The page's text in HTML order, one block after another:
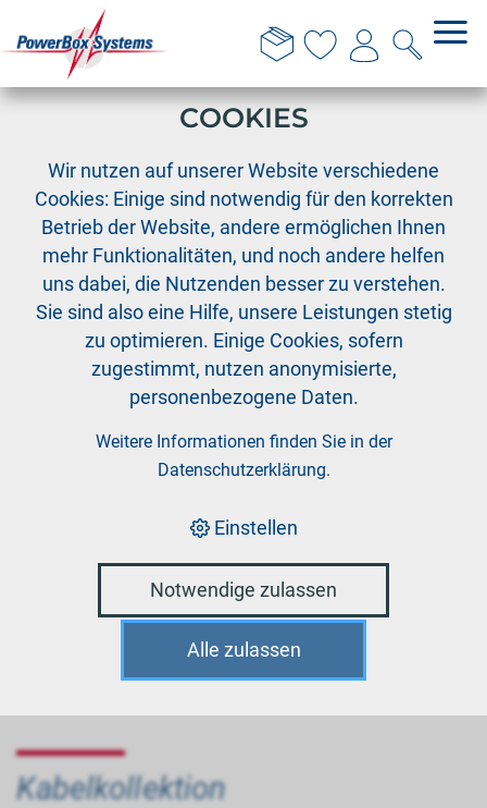
Ersatz Patchkabel 0,25mm², 6 Stück
Kabelkollektion
DIESE WEBSITE VERWENDET
COOKIES
Wir nutzen auf unserer Website verschiedene
Cookies: Einige sind notwendig für den korrekten
Betrieb der Website, andere ermöglichen Ihnen
mehr Funktionalitäten, und noch andere helfen
uns dabei, die Nutzenden besser zu verstehen.
Sie sind also eine Hilfe, unsere Leistungen stetig
zu optimieren. Einige Cookies, sofern
zugestimmt, nutzen anonymisierte,
personenbezogene Daten.
Weitere Informationen finden Sie in der
Datenschutzerklärung.
Einstellen
Notwendige zulassen
Alle zulassen